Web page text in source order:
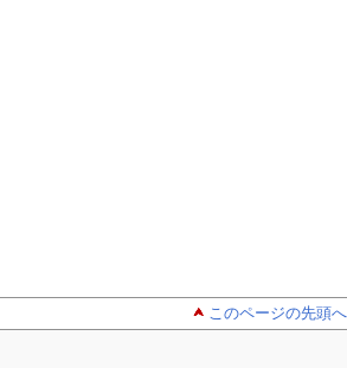
このページの先頭へ